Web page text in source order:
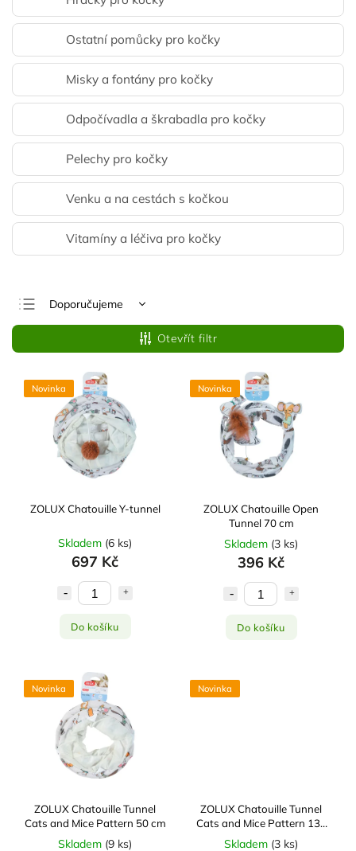
Ostatní pomůcky pro kočky
Misky a fontány pro kočky
Odpočívadla a škrabadla pro kočky
Pelechy pro kočky
Venku a na cestách s kočkou
Vitamíny a léčiva pro kočky
Doporučujeme
Nejlevnější
Nejdražší
Nejprodávanější
Abecedně
Otevřít filtr
Novinka
ZOLUX Chatouille Y-tunnel
Skladem (6 ks)
697 Kč
Do košíku
Novinka
ZOLUX Chatouille Open
Tunnel 70 cm
Skladem (3 ks)
396 Kč
Do košíku
Novinka
ZOLUX Chatouille Tunnel
Cats and Mice Pattern 50 cm
Skladem (9 ks)
Novinka
ZOLUX Chatouille Tunnel
Cats and Mice Pattern 130
Skladem (3 ks)